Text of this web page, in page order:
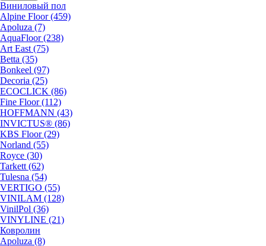
Виниловый пол
Alpine Floor (459)
Apoluza (7)
AquaFloor (238)
Art East (75)
Betta (35)
Bonkeel (97)
Decoria (25)
ECOCLICK (86)
Fine Floor (112)
HOFFMANN (43)
INVICTUS® (86)
KBS Floor (29)
Norland (55)
Royce (30)
Tarkett (62)
Tulesna (54)
VERTIGO (55)
VINILAM (128)
VinilPol (36)
VINYLINE (21)
Ковролин
Apoluza (8)